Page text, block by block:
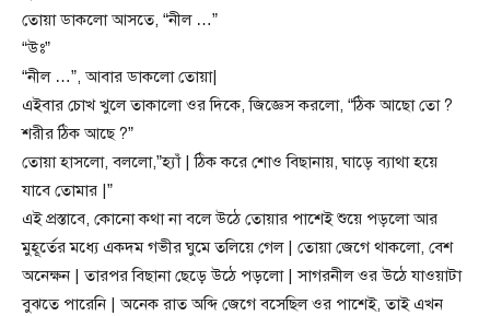
তোয়া ডাকলো আসতে, “নীল …”
“উঃ”
“নীল …”, আবার ডাকলো তোয়া|
এইবার চোখ খুলে তাকালো ওর দিকে, জিজ্ঞেস করলো, “ঠিক আছো তো ?
শরীর ঠিক আছে ?”
তোয়া হাসলো, বললো,”হ্যাঁ | ঠিক করে শোও বিছানায়, ঘাড়ে ব্যাথা হয়ে
যাবে তোমার |”
এই প্রস্তাবে, কোনো কথা না বলে উঠে তোয়ার পাশেই শুয়ে পড়লো আর
মুহূর্তের মধ্যে একদম গভীর ঘুমে তলিয়ে গেল | তোয়া জেগে থাকলো, বেশ
অনেক্ষন | তারপর বিছানা ছেড়ে উঠে পড়লো | সাগরনীল ওর উঠে যাওয়াটা
বুঝতে পারেনি | অনেক রাত অব্দি জেগে বসেছিল ওর পাশেই, তাই এখন